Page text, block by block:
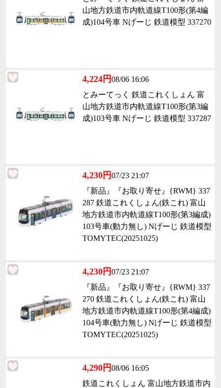
山地方鉄道市内軌道線T100形(第4編
成)104号車 Nげーじ 鉄道模型 337270
4,224円08/06 16:06
とみーてっく 鉄道これくしょん 富
山地方鉄道市内軌道線T100形(第3編
成)103号車 Nげーじ 鉄道模型 337287
4,230円07/23 21:07
『新品』『お取り寄せ』{RWM} 337
287 鉄道これくしょん(鉄これ) 富山
地方鉄道市内軌道線T100形(第3編成)
103号車(動力無し) Nげーじ 鉄道模型
TOMYTEC(20251025)
4,230円07/23 21:07
『新品』『お取り寄せ』{RWM} 337
270 鉄道これくしょん(鉄これ) 富山
地方鉄道市内軌道線T100形(第4編成)
104号車(動力無し) Nげーじ 鉄道模型
TOMYTEC(20251025)
4,290円08/06 16:05
鉄道これくしょん 富山地方鉄道市内